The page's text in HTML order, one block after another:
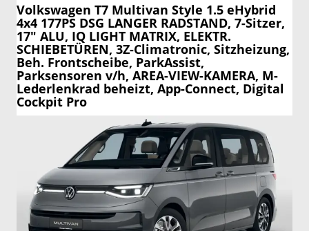
Volkswagen T7 Multivan Style 1.5 eHybrid
4x4 177PS DSG LANGER RADSTAND, 7-Sitzer,
17" ALU, IQ LIGHT MATRIX, ELEKTR.
SCHIEBETÜREN, 3Z-Climatronic, Sitzheizung,
Beh. Frontscheibe, ParkAssist,
Parksensoren v/h, AREA-VIEW-KAMERA, M-
Lederlenkrad beheizt, App-Connect, Digital
Cockpit Pro